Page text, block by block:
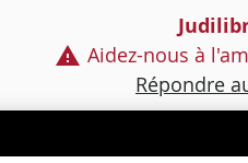
Aidez-nous à
Répondre